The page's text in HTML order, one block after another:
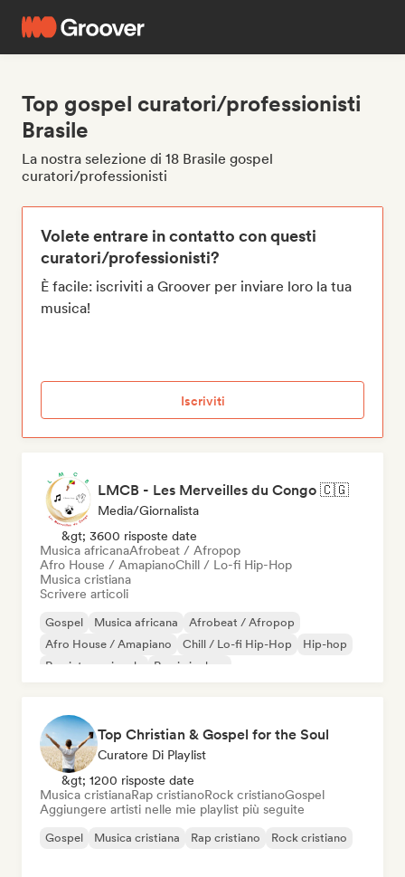
Top gospel curatori/professionisti
Brasile
La nostra selezione di 18 Brasile gospel
curatori/professionisti
Volete entrare in contatto con questi
curatori/professionisti?
È facile: iscriviti a Groover per inviare loro la tua
musica!
Iscriviti
LMCB - Les Merveilles du Congo 🇨🇬
Media/Giornalista
&gt; 3600 risposte date
Musica africanaAfrobeat / Afropop
Afro House / AmapianoChill / Lo-fi Hip-Hop
Musica cristiana
Scrivere articoli
Gospel Musica africana
Afrobeat / Afropop
Afro House / Amapiano
Chill / Lo-fi Hip-Hop
Hip-hop
Rap internazionale
Rap in inglese
Top Christian & Gospel for the Soul
Curatore Di Playlist
&gt; 1200 risposte date
Musica cristianaRap cristianoRock cristianoGospel
Aggiungere artisti nelle mie playlist più seguite
Gospel Musica cristiana Rap cristiano Rock cristiano